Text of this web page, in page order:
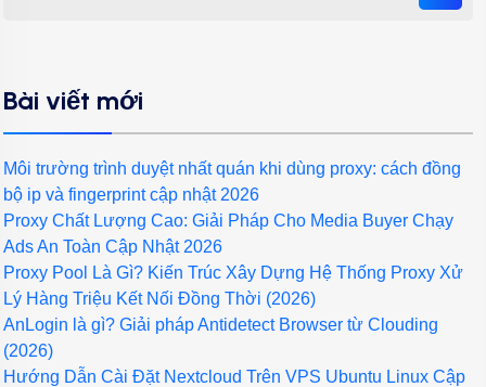
Bài viết mới
Môi trường trình duyệt nhất quán khi dùng proxy: cách đồng
bộ ip và fingerprint cập nhật 2026
Proxy Chất Lượng Cao: Giải Pháp Cho Media Buyer Chạy
Ads An Toàn Cập Nhật 2026
Proxy Pool Là Gì? Kiến Trúc Xây Dựng Hệ Thống Proxy Xử
Lý Hàng Triệu Kết Nối Đồng Thời (2026)
AnLogin là gì? Giải pháp Antidetect Browser từ Clouding
(2026)
Hướng Dẫn Cài Đặt Nextcloud Trên VPS Ubuntu Linux Cập